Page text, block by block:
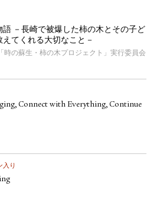
語 －長崎で被爆した柿の木とその子ど
えてくれる大切なこと－
時の蘇生・柿の木プロジェクト」実行委員会
Connect with Everything, Continue
入り